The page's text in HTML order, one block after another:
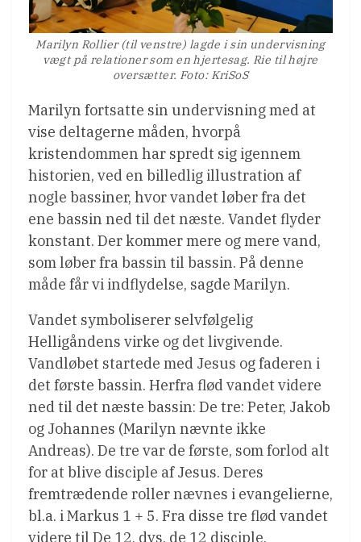
Marilyn Rollier (til venstre) lagde i sin undervisning
vægt på relationer som en hjertesag. Rie til højre
oversætter. Foto: KriSoS
Marilyn fortsatte sin undervisning med at
vise deltagerne måden, hvorpå
kristendommen har spredt sig igennem
historien, ved en billedlig illustration af
nogle bassiner, hvor vandet løber fra det
ene bassin ned til det næste. Vandet flyder
konstant. Der kommer mere og mere vand,
som løber fra bassin til bassin. På denne
måde får vi indflydelse, sagde Marilyn.
Vandet symboliserer selvfølgelig
Helligåndens virke og det livgivende.
Vandløbet startede med Jesus og faderen i
det første bassin. Herfra flød vandet videre
ned til det næste bassin: De tre: Peter, Jakob
og Johannes (Marilyn nævnte ikke
Andreas). De tre var de første, som forlod alt
for at blive disciple af Jesus. Deres
fremtrædende roller nævnes i evangelierne,
bl.a. i Markus 1 + 5. Fra disse tre flød vandet
videre til De 12, dvs. de 12 disciple.